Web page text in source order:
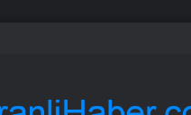
gizli bölmede deste deste para